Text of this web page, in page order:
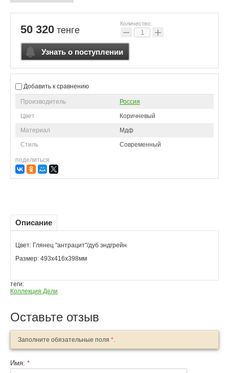
50 320 тенге
Количество:
− +
Узнать о поступлении
Добавить к сравнению
Производитель
Россия
Цвет
Коричневый
Материал
Мдф
Стиль
Современный
поделиться
Описание
Цвет: Глянец "антрацит"/дуб эндгрейн
Размер: 493х416х398мм
теги:
Коллекция Дели
Оставьте отзыв
Заполните обязательные поля *.
Имя: *